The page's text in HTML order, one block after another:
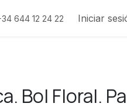
644 12 24 22 Iniciar
Bol Floral.